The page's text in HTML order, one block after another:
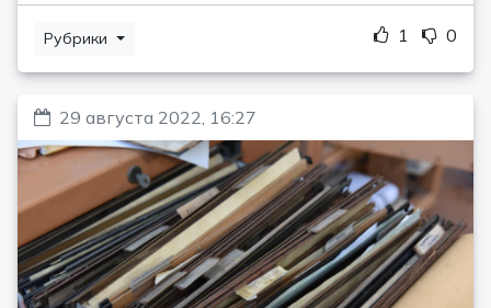
Рубрики 1 0
29 августа 2022, 16:27